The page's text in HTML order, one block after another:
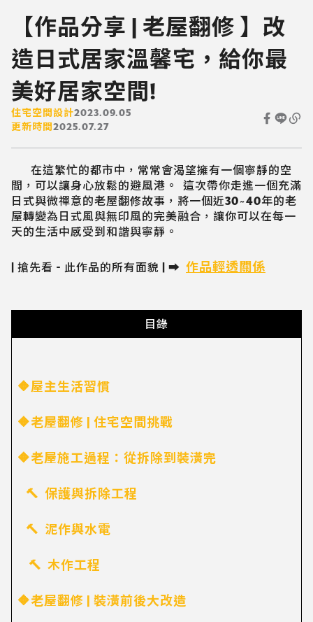
【作品分享 | 老屋翻修 】改
造日式居家溫馨宅，給你最
美好居家空間!
住宅空間設計2023.09.05
更新時間2025.07.27
在這繁忙的都市中，常常會渴望擁有一個寧靜的空
間，可以讓身心放鬆的避風港。 這次帶你走進一個充滿
日式與微禪意的老屋翻修故事，將一個近30~40年的老
屋轉變為日式風與無印風的完美融合，讓你可以在每一
天的生活中感受到和諧與寧靜。
| 搶先看 - 此作品的所有面貌 | ➡️ 作品輕透關係
目錄
🔶屋主生活習慣
🔶老屋翻修 | 住宅空間挑戰
🔶老屋施工過程：從拆除到裝潢完
🔨 保護與拆除工程
🔨 泥作與水電
🔨 木作工程
🔶老屋翻修 | 裝潢前後大改造